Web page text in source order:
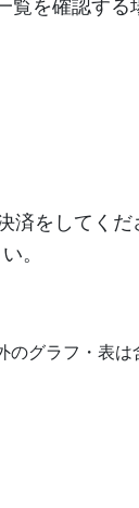
覧を確認する
済をしてく
。
のグラフ・表は